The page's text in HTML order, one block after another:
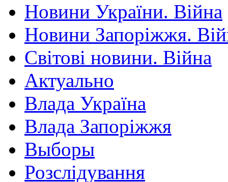
Новини України. Війна
Новини Запоріжжя.
Світові новини. Війна
Актуально
Влада Україна
Влада Запоріжжя
Выборы
Розслідування